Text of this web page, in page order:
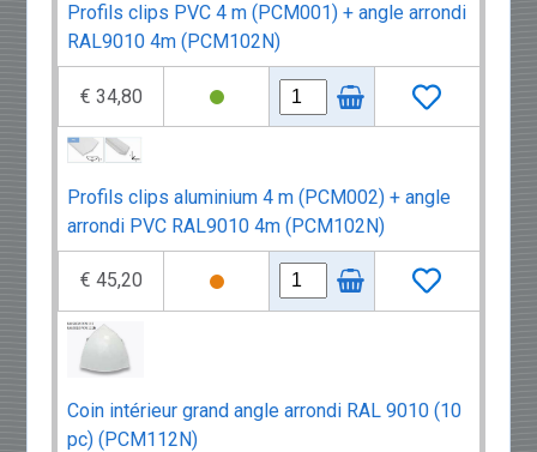
Profils clips PVC 4 m (PCM001) + angle arrondi
RAL9010 4m (PCM102N)
€ 34,80
Profils clips aluminium 4 m (PCM002) + angle
arrondi PVC RAL9010 4m (PCM102N)
€ 45,20
Coin intérieur grand angle arrondi RAL 9010 (10
pc) (PCM112N)